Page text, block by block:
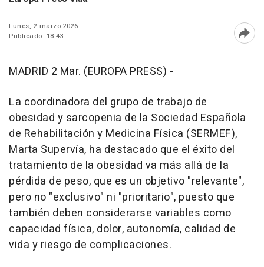
Lunes, 2 marzo 2026
Publicado: 18:43
MADRID 2 Mar. (EUROPA PRESS) -
La coordinadora del grupo de trabajo de
obesidad y sarcopenia de la Sociedad Española
de Rehabilitación y Medicina Física (SERMEF),
Marta Supervía, ha destacado que el éxito del
tratamiento de la obesidad va más allá de la
pérdida de peso, que es un objetivo "relevante",
pero no "exclusivo" ni "prioritario", puesto que
también deben considerarse variables como
capacidad física, dolor, autonomía, calidad de
vida y riesgo de complicaciones.